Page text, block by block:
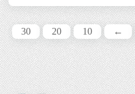
←
10
20
30